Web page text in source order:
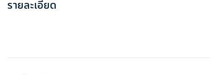
รายละเอียด